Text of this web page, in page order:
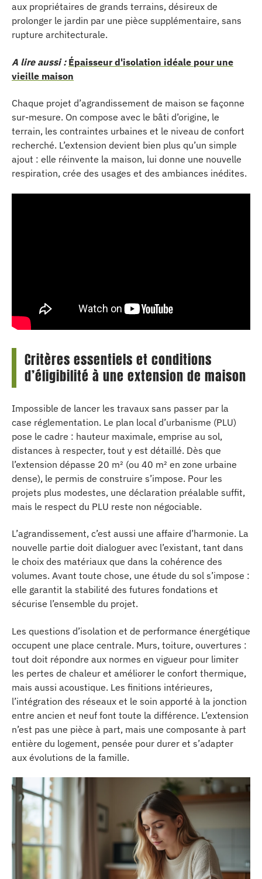
aux propriétaires de grands terrains, désireux de
prolonger le jardin par une pièce supplémentaire, sans
rupture architecturale.
A lire aussi : Épaisseur d'isolation idéale pour une
vieille maison
Chaque projet d’agrandissement de maison se façonne
sur-mesure. On compose avec le bâti d’origine, le
terrain, les contraintes urbaines et le niveau de confort
recherché. L’extension devient bien plus qu’un simple
ajout : elle réinvente la maison, lui donne une nouvelle
respiration, crée des usages et des ambiances inédites.
Critères essentiels et conditions
d’éligibilité à une extension de maison
Impossible de lancer les travaux sans passer par la
case réglementation. Le plan local d’urbanisme (PLU)
pose le cadre : hauteur maximale, emprise au sol,
distances à respecter, tout y est détaillé. Dès que
l’extension dépasse 20 m² (ou 40 m² en zone urbaine
dense), le permis de construire s’impose. Pour les
projets plus modestes, une déclaration préalable suffit,
mais le respect du PLU reste non négociable.
L’agrandissement, c’est aussi une affaire d’harmonie. La
nouvelle partie doit dialoguer avec l’existant, tant dans
le choix des matériaux que dans la cohérence des
volumes. Avant toute chose, une étude du sol s’impose :
elle garantit la stabilité des futures fondations et
sécurise l’ensemble du projet.
Les questions d’isolation et de performance énergétique
occupent une place centrale. Murs, toiture, ouvertures :
tout doit répondre aux normes en vigueur pour limiter
les pertes de chaleur et améliorer le confort thermique,
mais aussi acoustique. Les finitions intérieures,
l’intégration des réseaux et le soin apporté à la jonction
entre ancien et neuf font toute la différence. L’extension
n’est pas une pièce à part, mais une composante à part
entière du logement, pensée pour durer et s’adapter
aux évolutions de la famille.